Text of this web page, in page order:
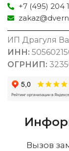
+7 (495) 204
ИП Драгуля
ИНН:
ОГРНИП:
Вызов